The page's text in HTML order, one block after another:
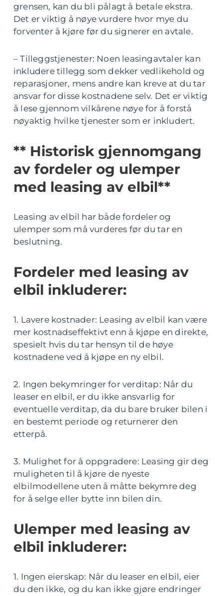
grensen, kan du bli pålagt å betale ekstra.
Det er viktig å nøye vurdere hvor mye du
forventer å kjøre før du signerer en avtale.
– Tilleggstjenester: Noen leasingavtaler kan
inkludere tillegg som dekker vedlikehold og
reparasjoner, mens andre kan kreve at du tar
ansvar for disse kostnadene selv. Det er viktig
å lese gjennom vilkårene nøye for å forstå
nøyaktig hvilke tjenester som er inkludert.
** Historisk gjennomgang
av fordeler og ulemper
med leasing av elbil**
Leasing av elbil har både fordeler og
ulemper som må vurderes før du tar en
beslutning.
Fordeler med leasing av
elbil inkluderer:
1. Lavere kostnader: Leasing av elbil kan være
mer kostnadseffektivt enn å kjøpe en direkte,
spesielt hvis du tar hensyn til de høye
kostnadene ved å kjøpe en ny elbil.
2. Ingen bekymringer for verditap: Når du
leaser en elbil, er du ikke ansvarlig for
eventuelle verditap, da du bare bruker bilen i
en bestemt periode og returnerer den
etterpå.
3. Mulighet for å oppgradere: Leasing gir deg
muligheten til å kjøre de nyeste
elbilmodellene uten å måtte bekymre deg
for å selge eller bytte inn bilen din.
Ulemper med leasing av
elbil inkluderer:
1. Ingen eierskap: Når du leaser en elbil, eier
du den ikke, og du kan ikke gjøre endringer